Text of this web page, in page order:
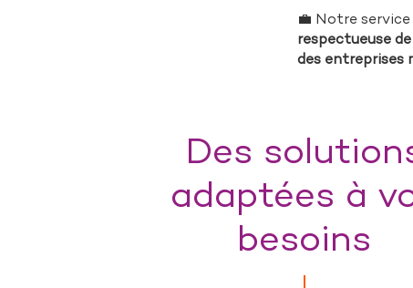
💼 Notre
respectueuse
des entreprises
Des
adaptées à
besoins